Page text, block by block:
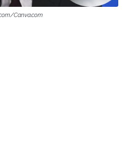
Canva.com